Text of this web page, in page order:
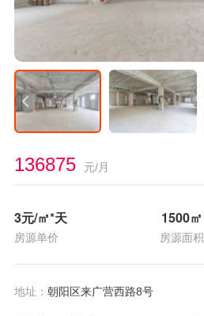
136875 元/月
3元/㎡*天
房源单价
1500㎡
房源面积
地址： 朝阳区来广营西路8号